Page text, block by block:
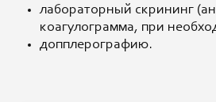
лабораторный скрининг
коагулограмма, при
допплерографию.